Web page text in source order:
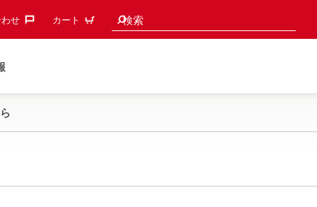
せ‎ カート 検索
検索候補